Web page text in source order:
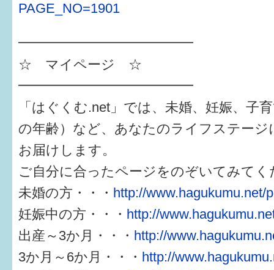
PAGE_NO=1901
━━━━━━━━━━━━━
☆ マイページ ☆
━━━━━━━━━━━━━
「はぐくむ.net」では、未婚、妊娠、子
の年齢）など、あなたのライフステージ
お届けします。
ご自分に合ったページをのぞいてみてく
未婚の方・・・ http://www.hagukumu.net/
妊娠中の方・・・ http://
出産～3か月・・・ http://
3か月～6か月・・・ http://